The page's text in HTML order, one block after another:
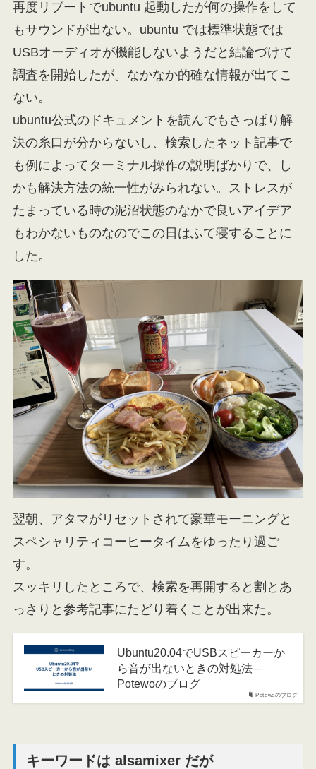
再度リブートでubuntu 起動したが何の操作をして
もサウンドが出ない。ubuntu では標準状態では
USBオーディオが機能しないようだと結論づけて
調査を開始したが。なかなか的確な情報が出てこ
ない。
ubuntu公式のドキュメントを読んでもさっぱり解
決の糸口が分からないし、検索したネット記事で
も例によってターミナル操作の説明ばかりで、し
かも解決方法の統一性がみられない。ストレスが
たまっている時の泥沼状態のなかで良いアイデア
もわかないものなのでこの日はふて寝することに
した。
翌朝、アタマがリセットされて豪華モーニングと
スペシャリティコーヒータイムをゆったり過ご
す。
スッキリしたところで、検索を再開すると割とあ
っさりと参考記事にたどり着くことが出来た。
Potewoのブログ
Ubuntu20.04でUSBスピーカーか
ら音が出ないときの対処法 –
Potewoのブログ
キーワードは alsamixer だが